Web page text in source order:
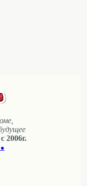
2006г.